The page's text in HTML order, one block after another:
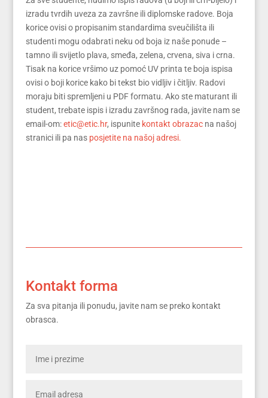
izradu tvrdih uveza za završne ili diplomske radove. Boja
korice ovisi o propisanim standardima sveučilišta ili
studenti mogu odabrati neku od boja iz naše ponude –
tamno ili svijetlo plava, smeđa, zelena, crvena, siva i crna.
Tisak na korice vršimo uz pomoć UV printa te boja ispisa
ovisi o boji korice kako bi tekst bio vidljiv i čitljiv. Radovi
moraju biti spremljeni u PDF formatu. Ako ste maturant ili
student, trebate ispis i izradu završnog rada, javite nam se
email-om:etic@etic.hr, ispunite kontakt obrazacna našoj
stranici ili pa nas posjetite na našoj adresi.
Kontakt forma
Za sva pitanja ili ponudu, javite nam se preko kontakt
obrasca.